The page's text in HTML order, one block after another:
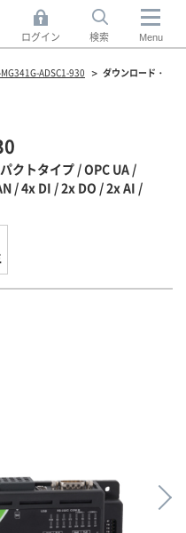
ログイン 検索 Menu
MG341G-ADSC1-930
ダウンロード・
クトタイプ / OPC UA /
/ 4x DI / 2x DO / 2x AI /